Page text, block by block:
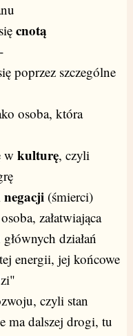
cnotą
poprzez szczególne
osoba, która
w kulturę, czyli
negacji(śmierci)
załatwiająca
głównych działań
energii, jej końcowe
czyli stan
ma dalszej drogi, tu